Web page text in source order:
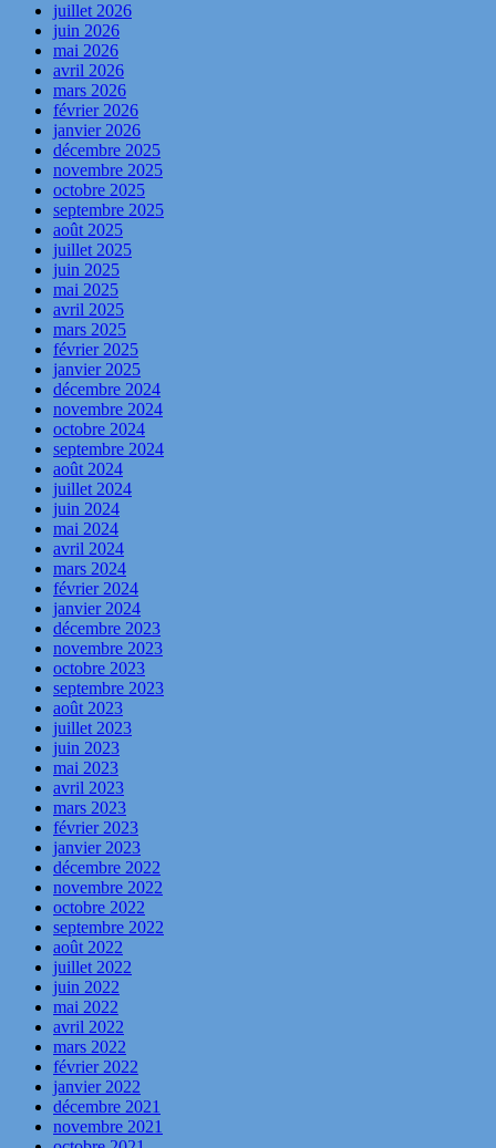
juillet 2026
juin 2026
mai 2026
avril 2026
mars 2026
février 2026
janvier 2026
décembre 2025
novembre 2025
octobre 2025
septembre 2025
août 2025
juillet 2025
juin 2025
mai 2025
avril 2025
mars 2025
février 2025
janvier 2025
décembre 2024
novembre 2024
octobre 2024
septembre 2024
août 2024
juillet 2024
juin 2024
mai 2024
avril 2024
mars 2024
février 2024
janvier 2024
décembre 2023
novembre 2023
octobre 2023
septembre 2023
août 2023
juillet 2023
juin 2023
mai 2023
avril 2023
mars 2023
février 2023
janvier 2023
décembre 2022
novembre 2022
octobre 2022
septembre 2022
août 2022
juillet 2022
juin 2022
mai 2022
avril 2022
mars 2022
février 2022
janvier 2022
décembre 2021
novembre 2021